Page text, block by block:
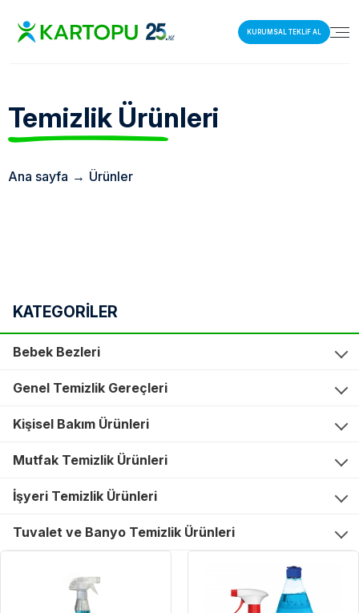
KURUMSAL TEKLİF AL
Temizlik Ürünleri
Ana sayfa → Ürünler
KATEGORİLER
Bebek Bezleri
Genel Temizlik Gereçleri
Kişisel Bakım Ürünleri
Mutfak Temizlik Ürünleri
İşyeri Temizlik Ürünleri
Tuvalet ve Banyo Temizlik Ürünleri